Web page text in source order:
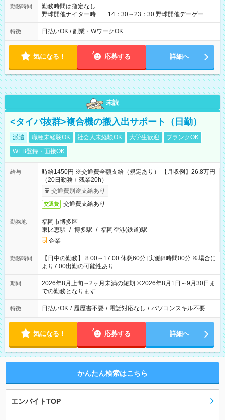
勤務時間
勤務時間は指定なし
野球開催ナイター時 14：30～23：30 野球開催デーゲーム
時 08：00～17：00 コンサート開催時 08：00～22：
00（開演時間により異なります） ※例えば、14：30～18：
特徴 日払いOK / 副業・WワークOK
気になる！ 応募する 詳細へ
未読
<タイパ抜群>複合機の搬入出サポート（日勤）
派遣 職種未経験OK 社会人未経験OK 大学生歓迎
ブランクOK
WEB登録・面接OK
給与
時給1450円 ※交通費全額支給（規定あり） 【月収例】26.8万円
（20日勤務＋残業20h）
交通費別途支給あり
交通費 交通費支給あり
勤務地
福岡市博多区
東比恵駅 / 博多駅 / 福岡空港(鉄道)駅
企業
勤務時間
【日中の勤務】 8:00～17:00 休憩60分 [実働]8時間00分 ※場合に
より7:00出勤の可能性あり
期間
2026年8月上旬～2ヶ月未満の短期 ※2026年8月1日～9月30日ま
での勤務となります
特徴 日払いOK / 履歴書不要 / 電話対応なし / パソコンスキル不要
気になる！ 応募する 詳細へ
かんたん検索はこちら
エンバイトTOP